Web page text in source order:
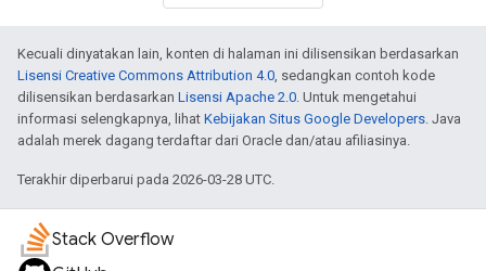
Kecuali dinyatakan lain, konten di halaman ini dilisensikan berdasarkan
Lisensi Creative Commons Attribution 4.0, sedangkan contoh kode
dilisensikan berdasarkan Lisensi Apache 2.0. Untuk mengetahui
informasi selengkapnya, lihat Kebijakan Situs Google Developers. Java
adalah merek dagang terdaftar dari Oracle dan/atau afiliasinya.
Terakhir diperbarui pada 2026-03-28 UTC.
Stack Overflow